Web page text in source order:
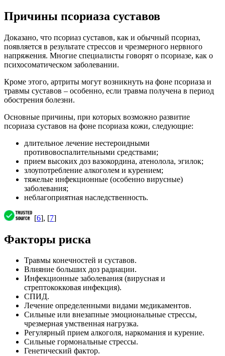
Причины псориаза суставов
Доказано, что псориаз суставов, как и обычный псориаз,
появляется в результате стрессов и чрезмерного нервного
напряжения. Многие специалисты говорят о псориазе, как о
психосоматическом заболевании.
Кроме этого, артриты могут возникнуть на фоне псориаза и
травмы суставов – особенно, если травма получена в период
обострения болезни.
Основные причины, при которых возможно развитие
псориаза суставов на фоне псориаза кожи, следующие:
длительное лечение нестероидными
противовоспалительными средствами;
прием высоких доз вазокордина, атенолола, эгилок;
злоупотребление алкоголем и курением;
тяжелые инфекционные (особенно вирусные)
заболевания;
неблагоприятная наследственность.
[6], [7]
Факторы риска
Травмы конечностей и суставов.
Влияние больших доз радиации.
Инфекционные заболевания (вирусная и
стрептококковая инфекция).
СПИД.
Лечение определенными видами медикаментов.
Сильные или внезапные эмоциональные стрессы,
чрезмерная умственная нагрузка.
Регулярный прием алкоголя, наркомания и курение.
Сильные гормональные стрессы.
Генетический фактор.